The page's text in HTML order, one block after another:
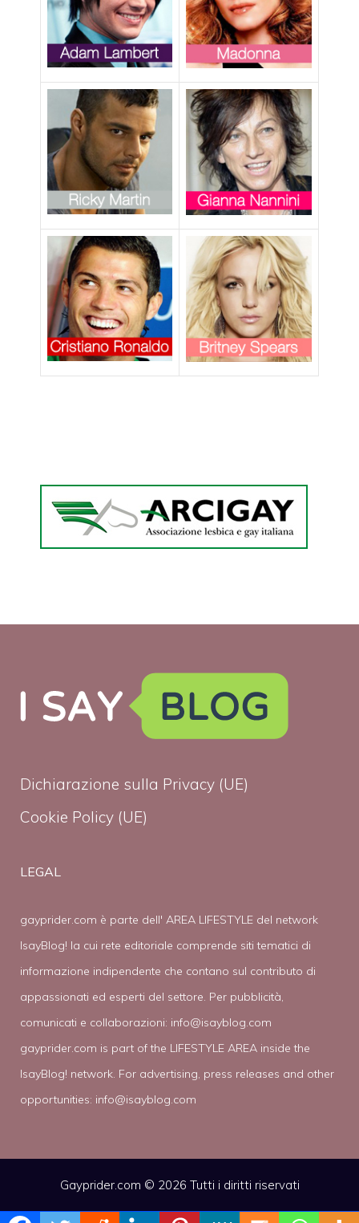
Dichiarazione sulla Privacy (UE)
Cookie Policy (UE)
LEGAL
gayprider.com è parte dell' AREA LIFESTYLE del network
IsayBlog! la cui rete editoriale comprende siti tematici di
informazione indipendente che contano sul contributo di
appassionati ed esperti del settore. Per pubblicità,
comunicati e collaborazioni: info@isayblog.com
gayprider.com is part of the LIFESTYLE AREA inside the
IsayBlog! network. For advertising, press releases and other
opportunities: info@isayblog.com
Gayprider.com © 2026 Tutti i diritti riservati